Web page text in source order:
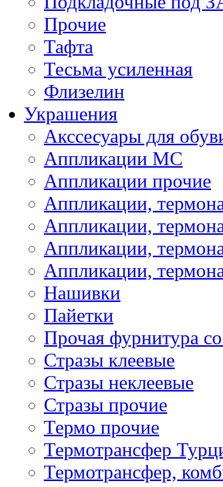
Прочие
Тафта
Тесьма усиленная
Флизелин
Украшения
Акссесуары для
Аппликации МС
Аппликации прочие
Аппликации,
Аппликации,
Аппликации,
Аппликации,
Нашивки
Пайетки
Прочая фурнитура
Стразы клеевые
Стразы неклеевые
Стразы прочие
Термо прочие
Термотрансфер
Термотрансфер,